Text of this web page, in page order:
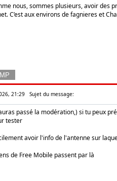
nous, sommes plusieurs, avoir
C’est aux environs de fagnieres et
21:29 Sujet du message:
passé la modération,) si tu peux
tester
avoir l'info de l'antenne sur
de Free Mobile passent par là